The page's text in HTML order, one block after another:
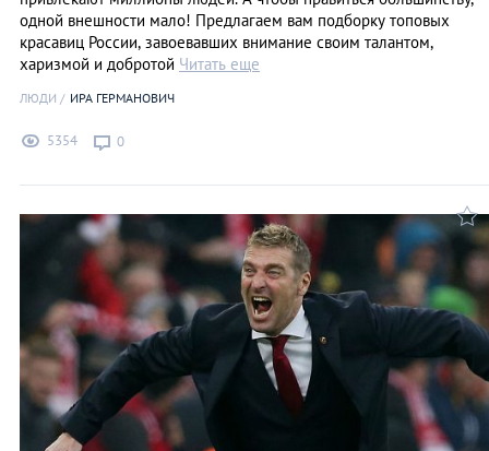
одной внешности мало! Предлагаем вам подборку топовых
красавиц России, завоевавших внимание своим талантом,
харизмой и добротой Читать еще
ЛЮДИ ИРА ГЕРМАНОВИЧ
5354 0